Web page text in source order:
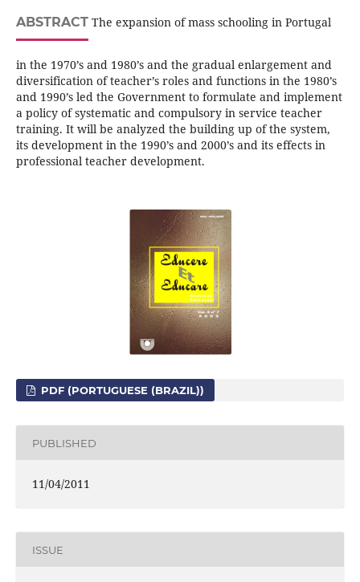
ABSTRACTThe expansion of mass schooling in Portugal
in the 1970’s and 1980’s and the gradual enlargement and
diversification of teacher’s roles and functions in the 1980’s
and 1990’s led the Government to formulate and implement
a policy of systematic and compulsory in service teacher
training. It will be analyzed the building up of the system,
its development in the 1990’s and 2000’s and its effects in
professional teacher development.
PDF (PORTUGUESE (BRAZIL))
PUBLISHED
11/04/2011
ISSUE